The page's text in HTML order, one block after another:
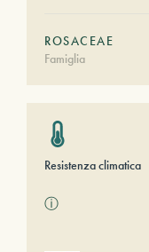
ROSACEAE
Famiglia
Resistenza climatica
ⓘ